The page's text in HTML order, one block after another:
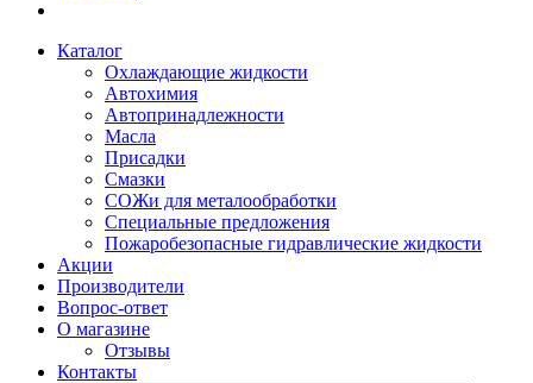
Каталог
Охлаждающие жидкости
Автохимия
Автопринадлежности
Масла
Присадки
Смазки
СОЖи для металообработки
Специальные предложения
Пожаробезопасные гидравлические жидкости
Акции
Производители
Вопрос-ответ
О магазине
Отзывы
Контакты